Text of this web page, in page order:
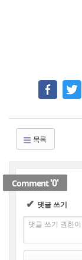
목록
Comment'0'
✔ 댓글 쓰기
댓글 쓰기 권한